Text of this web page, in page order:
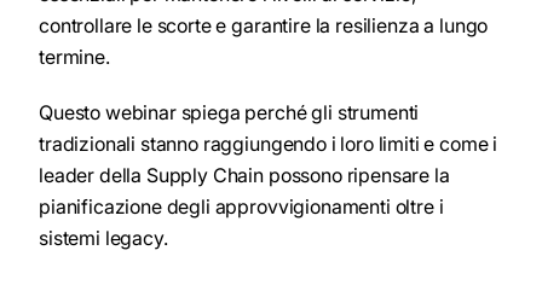
controllare le scorte e garantire la resilienza a lungo
termine.
Questo webinar spiega perché gli strumenti
tradizionali stanno raggiungendo i loro limiti e come i
leader della Supply Chain possono ripensare la
pianificazione degli approvvigionamenti oltre i
sistemi legacy.